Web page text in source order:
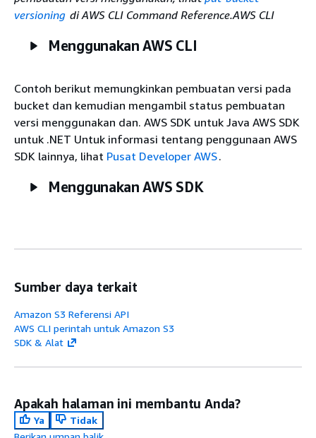
versioning di AWS CLI Command Reference.AWS CLI
Menggunakan AWS CLI
Contoh berikut memungkinkan pembuatan versi pada
bucket dan kemudian mengambil status pembuatan
versi menggunakan dan. AWS SDK untuk Java AWS SDK
untuk .NET Untuk informasi tentang penggunaan AWS
SDK lainnya, lihat Pusat Developer AWS.
Menggunakan AWS SDK
Sumber daya terkait
Amazon S3 Referensi API
AWS CLI perintah untuk Amazon S3
SDK & Alat
Apakah halaman ini membantu Anda?
Ya
Tidak